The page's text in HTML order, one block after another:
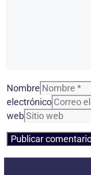
Nombre
electrónico
web